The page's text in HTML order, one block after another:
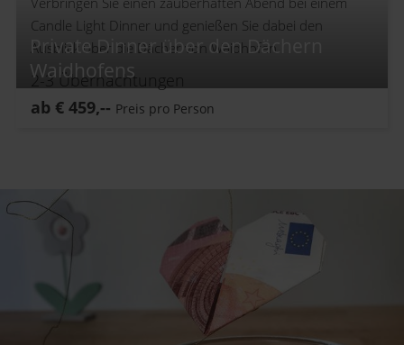
Private Dinner über den Dächern
Waidhofens
Candle Light Dinner und genießen Sie dabei den
Ausblick über die Dächer von Waidhofen.
2-3Übernachtungen
ab € 459,-- Preis pro Person